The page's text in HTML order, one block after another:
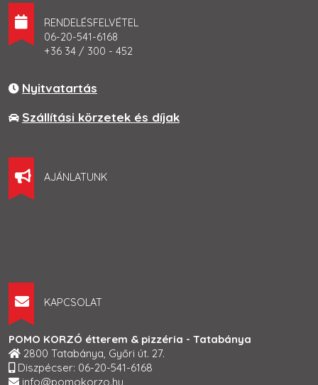
RENDELÉSFELVÉTEL
06-20-541-6168
+36 34 / 300 - 452
Nyitvatartás
Szállítási körzetek és díjak
AJÁNLATUNK
KAPCSOLAT
POMO KORZÓ étterem & pizzéria - Tatabánya
2800 Tatabánya, Győri út. 27.
Diszpécser: 06-20-541-6168
info@pomokorzo.hu